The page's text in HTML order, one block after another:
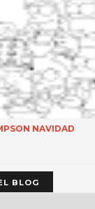
NAVIDAD
BLOG